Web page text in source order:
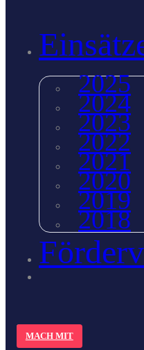
2025
2024
2023
2022
2021
2020
2019
2018
MACH MIT